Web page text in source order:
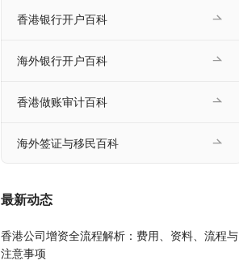
香港银行开户百科
海外银行开户百科
香港做账审计百科
海外签证与移民百科
最新动态
香港公司增资全流程解析：费用、资料、流程与
注意事项